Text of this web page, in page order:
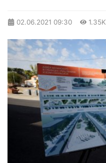
02.06.2021 09:30 1.35K